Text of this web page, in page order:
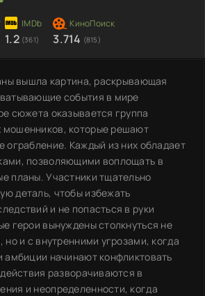
1.2 (361) 3.714 (815)
вышла картина, раскрывающая
события в мире
сюжета оказывается группа
мошенников, которые решают
ограбление. Каждый из них обладает
позволяющими воплощать в
планы. Участники тщательно
деталь, чтобы избежать
и не попасться в руки
герои вынуждены столкнуться не
и с внутренними угрозами, когда
амбиции начинают конфликтовать
разворачиваются в
и неопределенности, когда